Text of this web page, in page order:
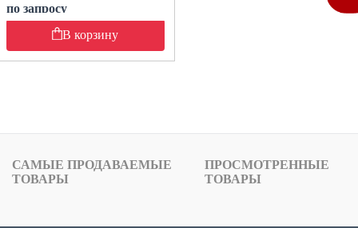
по запросу
В корзину
САМЫЕ ПРОДАВАЕМЫЕ
ТОВАРЫ
ПРОСМОТРЕННЫЕ
ТОВАРЫ